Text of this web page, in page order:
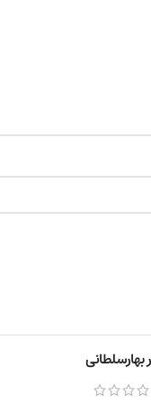
بهارسلطانی